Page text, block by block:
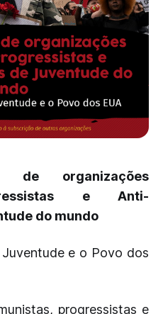
de organizações
e Anti-
do mundo
e o Povo dos
progressistas e